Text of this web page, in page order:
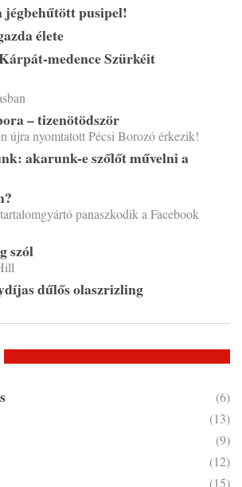
jégbehűtött pusipel!
élete
medence Szürkéit
– tizenötödször
újra nyomtatott Pécsi Borozó érkezik!
akarunk-e szőlőt művelni a
panaszkodik a Facebook
szól
dűlős olaszrizling
(6)
(13)
(9)
(12)
(15)